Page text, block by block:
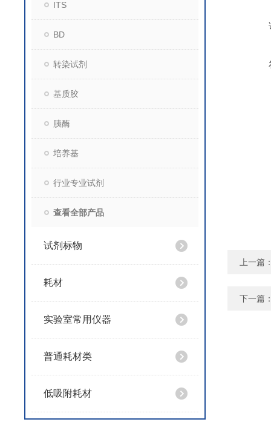
ITS
BD
转染试剂
基质胶
胰酶
培养基
行业专业试剂
查看全部产品
试剂标物
耗材
实验室常用仪器
普通耗材类
低吸附耗材
上一篇
下一篇